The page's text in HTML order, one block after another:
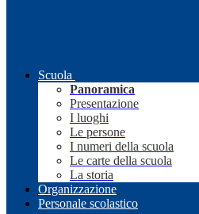
Scuola
Panoramica
Presentazione
I luoghi
Le persone
I numeri della scuola
Le carte della scuola
La storia
Organizzazione
Personale scolastico